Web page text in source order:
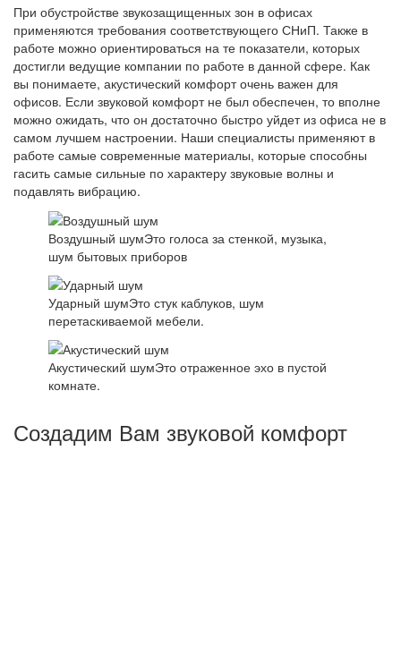
При обустройстве звукозащищенных зон в офисах
применяются требования соответствующего СНиП. Также в
работе можно ориентироваться на те показатели, которых
достигли ведущие компании по работе в данной сфере. Как
вы понимаете, акустический комфорт очень важен для
офисов. Если звуковой комфорт не был обеспечен, то вполне
можно ожидать, что он достаточно быстро уйдет из офиса не в
самом лучшем настроении. Наши специалисты применяют в
работе самые современные материалы, которые способны
гасить самые сильные по характеру звуковые волны и
подавлять вибрацию.
Воздушный шумЭто голоса за стенкой, музыка,
шум бытовых приборов
Ударный шумЭто стук каблуков, шум
перетаскиваемой мебели.
Акустический шумЭто отраженное эхо в пустой
комнате.
Создадим Вам звуковой комфорт